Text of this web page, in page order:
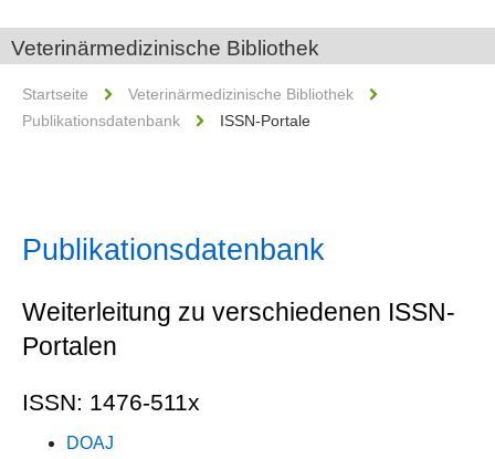
Veterinärmedizinische Bibliothek
Startseite
Veterinärmedizinische Bibliothek
Publikationsdatenbank
ISSN-Portale
Publikationsdatenbank
Weiterleitung zu verschiedenen ISSN-
Portalen
ISSN: 1476-511x
DOAJ